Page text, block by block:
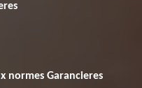
normes Garancieres